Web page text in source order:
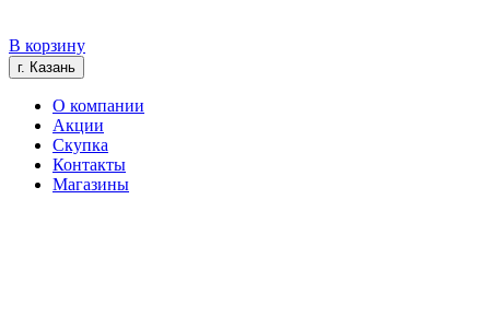
В корзину
г. Казань
О компании
Акции
Скупка
Контакты
Магазины